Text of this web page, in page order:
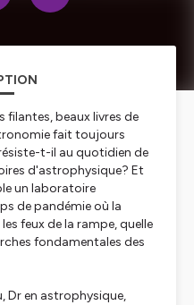
filantes, beaux livres de
fait toujours
t-il au quotidien de
d'astrophysique? Et
un laboratoire
de pandémie où la
feux de la rampe, quelle
fondamentales des
Dr en astrophysique,